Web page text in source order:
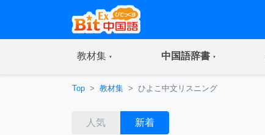
教材集(current) 中国語辞書(current)
Top 教材集 ひよこ中文リスニング
人気 新着